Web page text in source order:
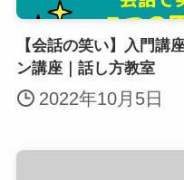
【会話の笑い】入門講
ン講座｜話し方教室
2022年10月5日